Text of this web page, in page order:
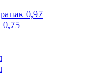
0,97
0,75